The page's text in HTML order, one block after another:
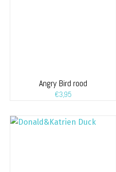
Angry Bird rood
€3,95